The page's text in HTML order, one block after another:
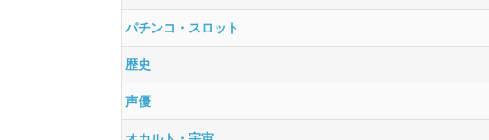
パチンコ・スロット
歴史
声優